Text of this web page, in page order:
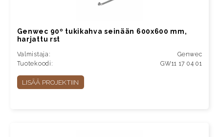
Genwec 90º tukikahva seinään 600x600 mm,
harjattu rst
Valmistaja:
Genwec
Tuotekoodi:
GW11 17 04 01
LISÄÄ PROJEKTIIN